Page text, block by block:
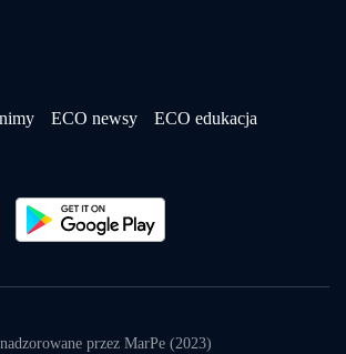
ECO newsy ECO edukacja
przez MarPe (2023)